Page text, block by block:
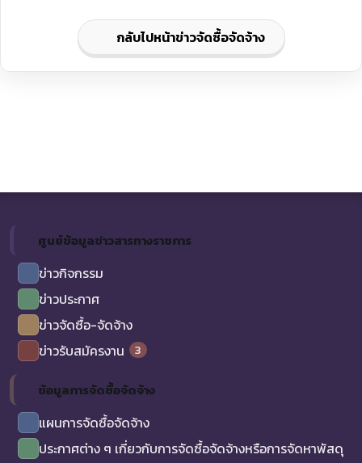
กลับไปหน้าข่าวจัดซื้อจัดจ้าง
ศูนย์ข้อมูลข่าวสารทางราชการ
ข่าวกิจกรรม
ข่าวประกาศ
ข่าวจัดซื้อ-จัดจ้าง
ข่าวรับสมัครงาน
3
ข้อมูลการจัดซื้อจัดจ้าง
แผนการจัดซื้อจัดจ้าง
ประกาศต่าง ๆ เกี่ยวกับการจัดซื้อจัดจ้างหรือการจัดหาพัสดุ